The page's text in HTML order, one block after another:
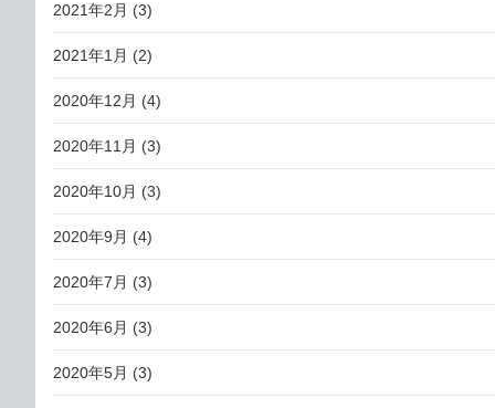
2021年2月 (3)
2021年1月 (2)
2020年12月 (4)
2020年11月 (3)
2020年10月 (3)
2020年9月 (4)
2020年7月 (3)
2020年6月 (3)
2020年5月 (3)